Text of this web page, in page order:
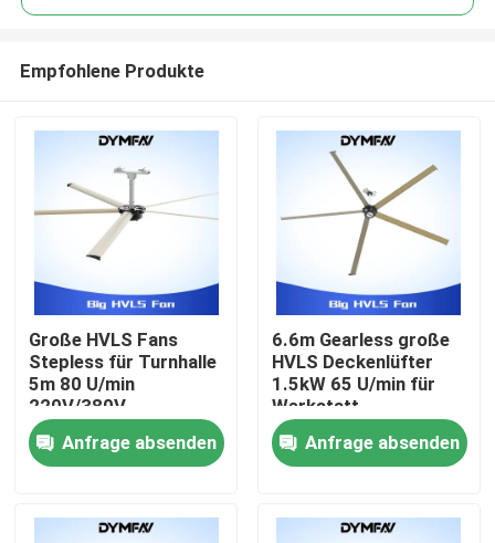
Haus
Produkte
Empfohlene Produkte
Große HVLS Fans
Stepless für Turnhalle
5m 80 U/min
220V/380V
Anfrage absenden
6.6m Gearless große
HVLS Deckenlüfter
1.5kW 65 U/min für
Werkstatt
Anfrage absenden